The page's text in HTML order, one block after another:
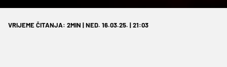
VRIJEME ČITANJA: 2MIN | NED. 16.03.25. | 21:03